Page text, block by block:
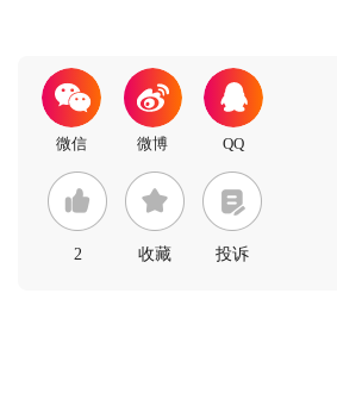
2 收藏 投诉